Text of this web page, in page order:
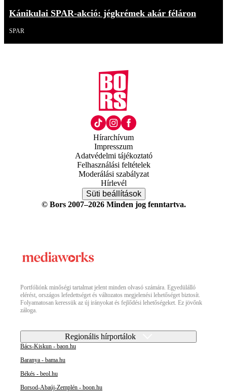
Kánikulai SPAR-akció: jégkrémek akár féláron
SPAR
Hírarchívum
Impresszum
Adatvédelmi tájékoztató
Felhasználási feltételek
Moderálási szabályzat
Hírlevél
Süti beállítások
© Bors 2007–2026 Minden jog fenntartva.
Portfóliónk minőségi tartalmat jelent minden olvasó számára. Egyedülálló
elérést, országos lefedettséget és változatos megjelenési lehetőséget biztosít.
Folyamatosan keressük az új irányokat és fejlődési lehetőségeket. Ez jövőnk
záloga.
Regionális hírportálok
Bács-Kiskun - baon.hu
Baranya - bama.hu
Békés - beol.hu
Borsod-Abaúj-Zemplén - boon.hu